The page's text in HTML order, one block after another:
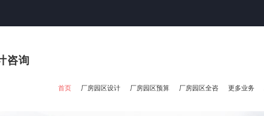
咨询
首页 厂房园区设计 厂房园区预算 厂房园区全咨 更多业务